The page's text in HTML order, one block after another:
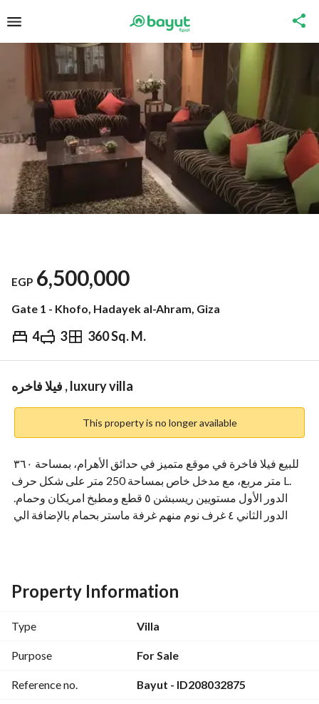
EGP 6,500,000
Gate 1 - Khofo, Hadayek al-Ahram, Giza
4 3 360 Sq. M.
EGP 6,500,000
Overview Trends & Indicesفيلا فاخره , luxury villa
This property is no longer available
متر مربع، مع مدخل خاص بمساحة 250 متر على شكل حرف L.
بجوار فيلا شمس.
السعر / ٦،٥٠٠،٠٠٠
View Contact Detail
View Contact Detail View Contact Detail
Property Information
Type Villa
Purpose For Sale
Reference no. Bayut - ID208032875